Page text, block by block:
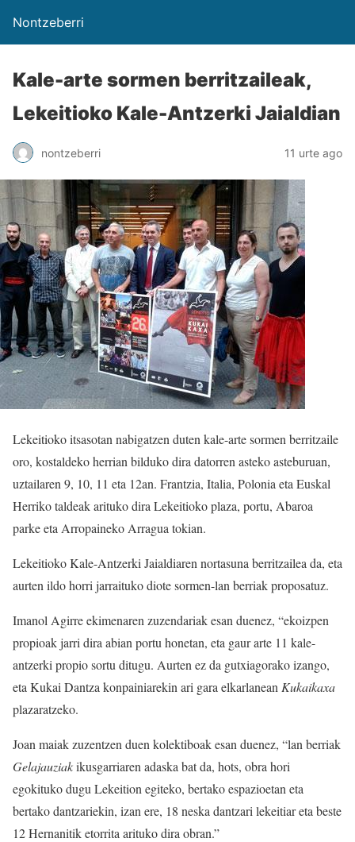
Nontzeberri
Kale-arte sormen berritzaileak,
Lekeitioko Kale-Antzerki Jaialdian
nontzeberri 11 urte ago
Lekeitioko itsasotan nabigatzen duten kale-arte sormen berritzaile
oro, kostaldeko herrian bilduko dira datorren asteko asteburuan,
uztailaren 9, 10, 11 eta 12an. Frantzia, Italia, Polonia eta Euskal
Herriko taldeak arituko dira Lekeitioko plaza, portu, Abaroa
parke eta Arropaineko Arragua tokian.
Lekeitioko Kale-Antzerki Jaialdiaren nortasuna berritzailea da, eta
aurten ildo horri jarraituko diote sormen-lan berriak proposatuz.
Imanol Agirre ekimenaren zuzendariak esan duenez, “ekoizpen
propioak jarri dira abian portu honetan, eta gaur arte 11 kale-
antzerki propio sortu ditugu. Aurten ez da gutxiagorako izango,
eta Kukai Dantza konpainiarekin ari gara elkarlanean Kukaikaxa
plazaratzeko.
Joan maiak zuzentzen duen kolektiboak esan duenez, “lan berriak
Gelajauziakikusgarriaren adaska bat da, hots, obra hori
egokituko dugu Lekeition egiteko, bertako espazioetan eta
bertako dantzariekin, izan ere, 18 neska dantzari lekeitiar eta beste
12 Hernanitik etorrita arituko dira obran.”